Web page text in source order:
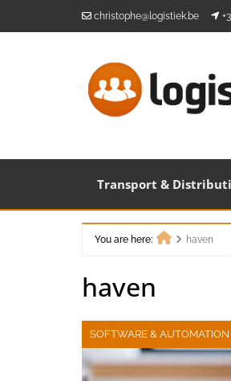
christophe@logistiek.be
Transport &
You are here:
haven
haven
SOFTWARE & AUTOMATION